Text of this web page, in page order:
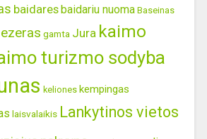
baidaresbaidariu nuoma Baseinas
ezeras gamta Jura kaimo
turizmo sodyba
keliones kempingas
laisvalaikis Lankytinos vietos